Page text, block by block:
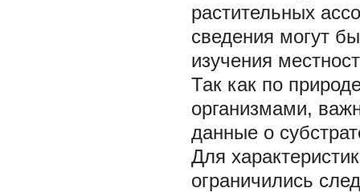
растительных
сведения могут
изучения
Так как по
организмами,
данные о
Для
ограничились